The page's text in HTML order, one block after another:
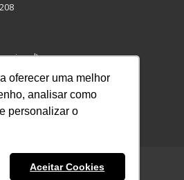
oferecer uma melhor
analisar como
personalizar o
Aceitar Cookies